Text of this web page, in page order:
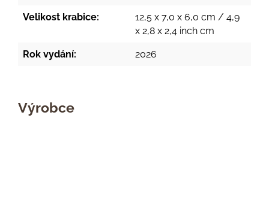
Velikost krabice:
12,5 x 7,0 x 6,0 cm / 4,9
x 2,8 x 2,4 inch cm
Rok vydání: 2026
Výrobce